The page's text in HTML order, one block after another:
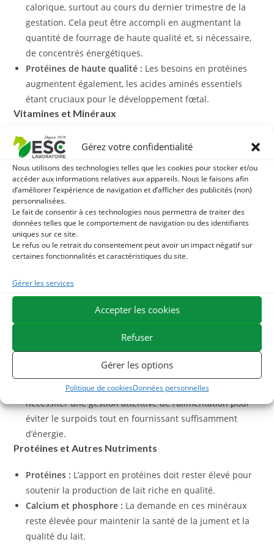
Gérez votre confidentialité
Nous utilisons des technologies telles que les cookies pour stocker et/ou
accéder aux informations relatives aux appareils. Nous le faisons afin
d’améliorer l’expérience de navigation et d’afficher des publicités (non)
personnalisées.
Le fait de consentir à ces technologies nous permettra de traiter des
données telles que le comportement de navigation ou des identifiants
uniques sur ce site.
Le refus ou le retrait du consentement peut avoir un impact négatif sur
certaines fonctionnalités et caractéristiques du site.
Gérer les services
Accepter les cookies
Refuser
Gérer les options
Politique de cookiesDonnées personnelles
calorique, surtout au cours du dernier trimestre de la
gestation. Cela peut être accompli en augmentant la
quantité de fourrage de haute qualité et, si nécessaire,
de concentrés énergétiques.
Protéines de haute qualité : Les besoins en protéines
augmentent également, les acides aminés essentiels
étant cruciaux pour le développement fœtal.
Vitamines et Minéraux
Calcium et phosphore :
Essentiels pour le
développement squelettique du poulain.
Zinc, cuivre et sélénium :Importants pour la santé
fœtale et le soutien de l’immunité.
Vitamines A, D et E :
la santé de la jument et du fœtus.
Nutrition Durant la Lactation de la Jument
Après la naissance, les besoins nutritionnels de la jument
production de lait. La lactation est le moment où la jument
a les besoins énergétiques les plus élevés.
Pour soutenir la production de lait, l’apport énergétique
doit être considérablement augmenté. Cela peut
nécessiter une gestion attentive de l’alimentation pour
éviter le surpoids tout en fournissant suffisamment
d’énergie.
Protéines et Autres Nutriments
Protéines : L’apport en protéines doit rester élevé pour
soutenir la production de lait riche en qualité.
Calcium et phosphore : La demande en ces minéraux
reste élevée pour maintenir la santé de la jument et la
qualité du lait.